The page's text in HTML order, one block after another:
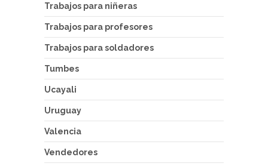
Trabajos para niñeras
Trabajos para profesores
Trabajos para soldadores
Tumbes
Ucayali
Uruguay
Valencia
Vendedores